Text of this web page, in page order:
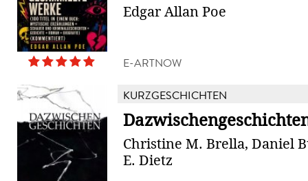
Edgar Allan Poe
E-ARTNOW
KURZGESCHICHTEN
Christine M. Brella, Daniel
E. Dietz